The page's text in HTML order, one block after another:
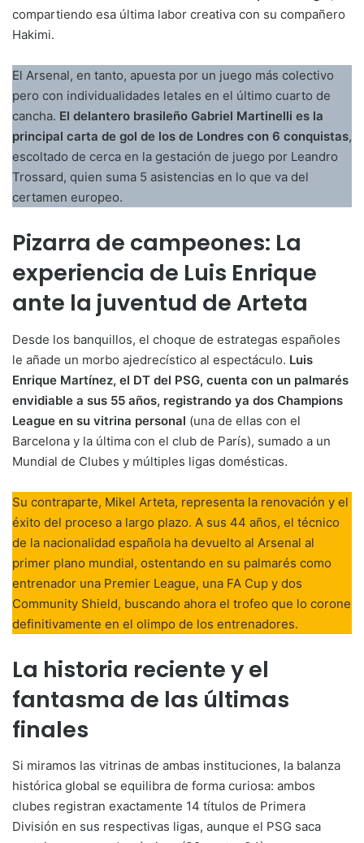
compartiendo esa última labor creativa con su compañero
Hakimi.
El Arsenal, en tanto, apuesta por un juego más colectivo
pero con individualidades letales en el último cuarto de
cancha. El delantero brasileño Gabriel Martinelli es la
principal carta de gol de los de Londres con 6 conquistas,
escoltado de cerca en la gestación de juego por Leandro
Trossard, quien suma 5 asistencias en lo que va del
certamen europeo.
Pizarra de campeones: La
experiencia de Luis Enrique
ante la juventud de Arteta
Desde los banquillos, el choque de estrategas españoles
le añade un morbo ajedrecístico al espectáculo. Luis
Enrique Martínez, el DT del PSG, cuenta con un palmarés
envidiable a sus 55 años, registrando ya dos Champions
League en su vitrina personal (una de ellas con el
Barcelona y la última con el club de París), sumado a un
Mundial de Clubes y múltiples ligas domésticas.
Su contraparte, Mikel Arteta, representa la renovación y el
éxito del proceso a largo plazo. A sus 44 años, el técnico
de la nacionalidad española ha devuelto al Arsenal al
primer plano mundial, ostentando en su palmarés como
entrenador una Premier League, una FA Cup y dos
Community Shield, buscando ahora el trofeo que lo corone
definitivamente en el olimpo de los entrenadores.
La historia reciente y el
fantasma de las últimas
finales
Si miramos las vitrinas de ambas instituciones, la balanza
histórica global se equilibra de forma curiosa: ambos
clubes registran exactamente 14 títulos de Primera
División en sus respectivas ligas, aunque el PSG saca